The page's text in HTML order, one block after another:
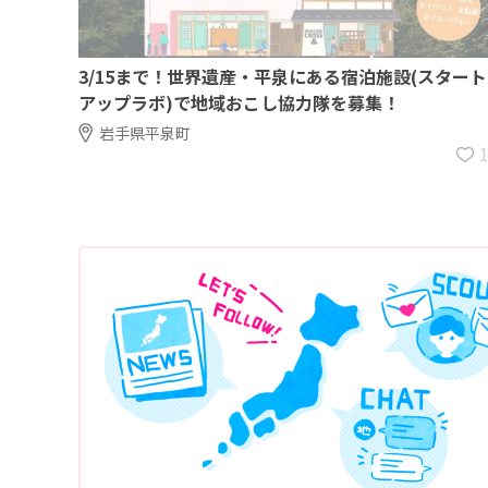
3/15まで！世界遺産・平泉にある宿泊施設(スタート
アップラボ)で地域おこし協力隊を募集！
岩手県平泉町